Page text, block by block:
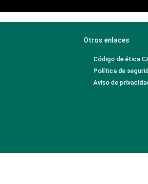
Otros enlaces
Código de ética
Política de
Aviso de